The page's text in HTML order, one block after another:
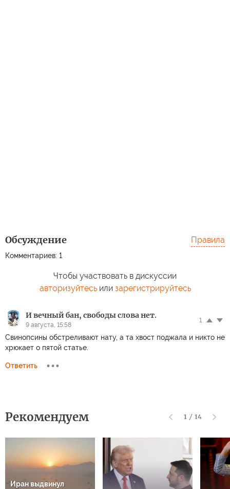
Обсуждение
Комментариев: 1
Правила
Чтобы участвовать в дискуссии
авторизуйтесьили зарегистрируйтесь
И вечный бан, свободы слова нет.
9 августа, 15:58
1
Свинопсины обстреливают нату, а та хвост поджала и никто не
хрюкает о пятой статье.
Ответить
Рекомендуем 1 / 14
Иран выдвинул